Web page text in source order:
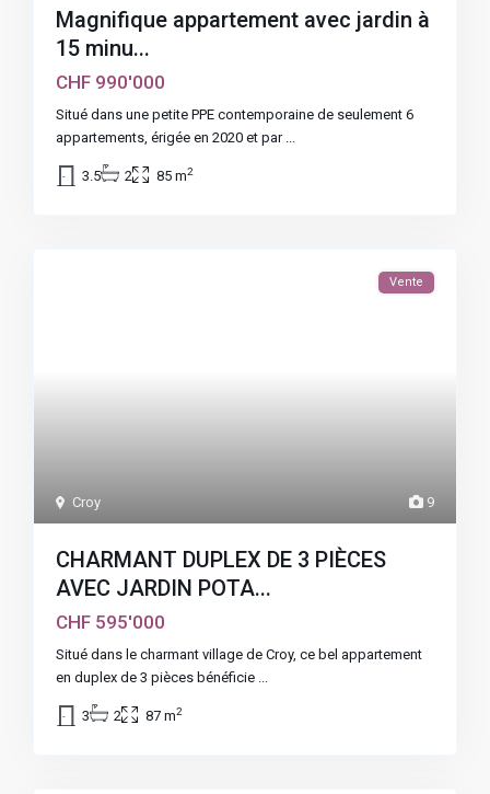
Magnifique appartement avec jardin à
15 minu...
CHF 990'000
Situé dans une petite PPE contemporaine de seulement 6
appartements, érigée en 2020 et par ...
3.5 2 85 m2
9
Croy
Vente
CHARMANT DUPLEX DE 3 PIÈCES
AVEC JARDIN POTA...
CHF 595'000
Situé dans le charmant village de Croy, ce bel appartement
en duplex de 3 pièces bénéficie ...
3 2 87 m2